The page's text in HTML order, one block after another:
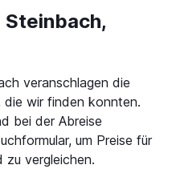
veranschlagen die
die wir finden konnten.
bei der Abreise
um Preise für
zu vergleichen.